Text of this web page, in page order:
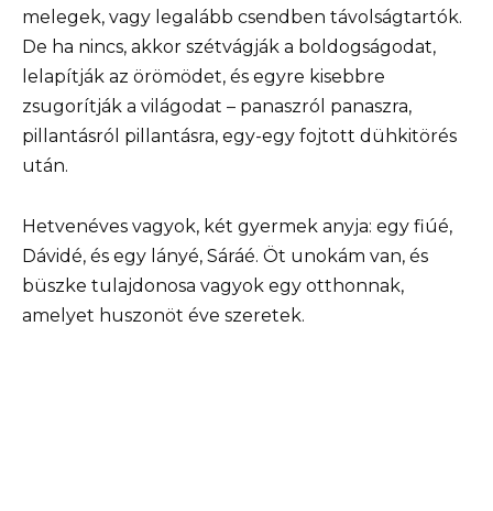
melegek, vagy legalább csendben távolságtartók.
De ha nincs, akkor szétvágják a boldogságodat,
lelapítják az örömödet, és egyre kisebbre
zsugorítják a világodat – panaszról panaszra,
pillantásról pillantásra, egy-egy fojtott dühkitörés
után.
Hetvenéves vagyok, két gyermek anyja: egy fiúé,
Dávidé, és egy lányé, Sáráé. Öt unokám van, és
büszke tulajdonosa vagyok egy otthonnak,
amelyet huszonöt éve szeretek.